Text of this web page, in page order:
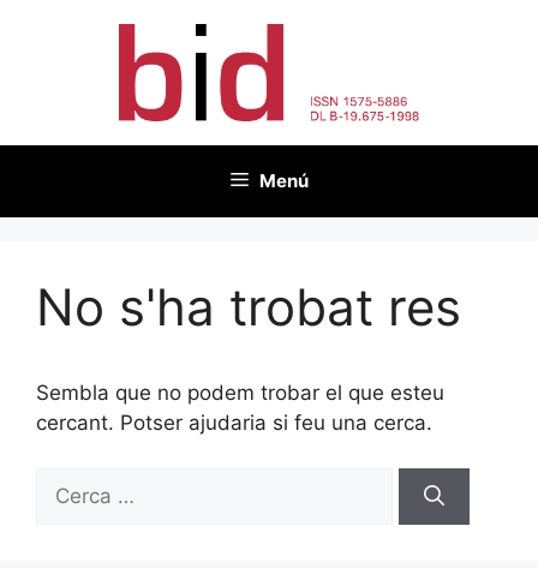
Menú
No s'ha trobat res
Sembla que no podem trobar el que esteu
cercant. Potser ajudaria si feu una cerca.
Cerca: